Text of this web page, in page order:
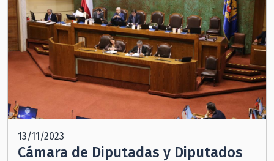
13/11/2023
Cámara de Diputadas y Diputados